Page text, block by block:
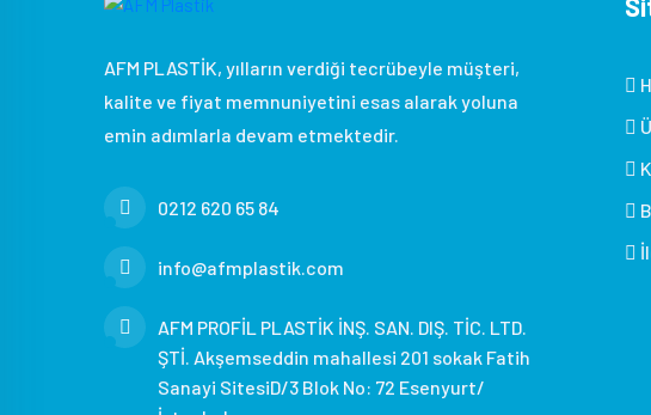
AFM PLASTİK, yılların verdiği tecrübeyle müşteri,
kalite ve fiyat memnuniyetini esas alarak yoluna
emin adımlarla devam etmektedir.
0212 620 65 84
info@afmplastik.com
AFM PROFİL PLASTİK İNŞ. SAN. DIŞ. TİC. LTD.
ŞTİ. Akşemseddin mahallesi 201 sokak Fatih
Sanayi SitesiD/3 Blok No: 72 Esenyurt/